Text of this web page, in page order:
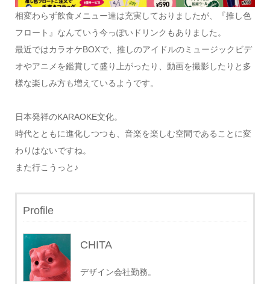
相変わらず飲食メニュー達は充実しておりましたが、『推し色
フロート』なんていう今っぽいドリンクもありました。
最近ではカラオケBOXで、推しのアイドルのミュージックビデ
オやアニメを鑑賞して盛り上がったり、動画を撮影したりと多
様な楽しみ方も増えているようです。
日本発祥のKARAOKE文化。
時代とともに進化しつつも、音楽を楽しむ空間であることに変
わりはないですね。
また行こうっと♪
Profile
CHITA
デザイン会社勤務。